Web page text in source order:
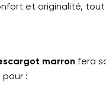
et originalité,
marron fera
: